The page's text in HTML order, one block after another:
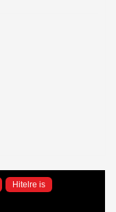
Hitelre is